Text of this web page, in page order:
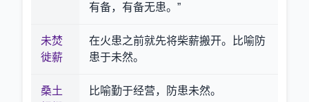
有备，有备无患。”
未焚
徙薪
在火患之前就先将柴薪搬开。比喻防
患于未然。
桑土
比喻勤于经营，防患未然。